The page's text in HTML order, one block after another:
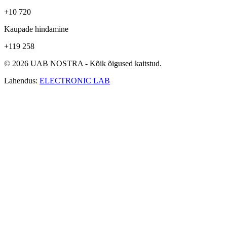
+10 720
Kaupade hindamine
+119 258
© 2026 UAB NOSTRA - Kõik õigused kaitstud.
Lahendus: ELECTRONIC LAB